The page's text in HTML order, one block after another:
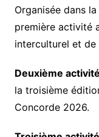
Organisée dans
première activité
interculturel et
Deuxième
la troisième
Concorde 2026.